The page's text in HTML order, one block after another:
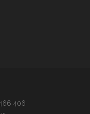
406